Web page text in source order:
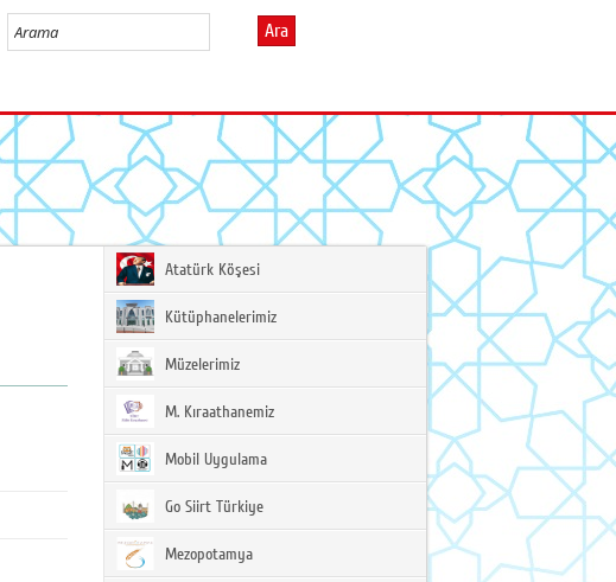
Ara
Atatürk Köşesi
Kütüphanelerimiz
Müzelerimiz
M. Kıraathanemiz
Mobil Uygulama
Go Siirt Türkiye
Mezopotamya